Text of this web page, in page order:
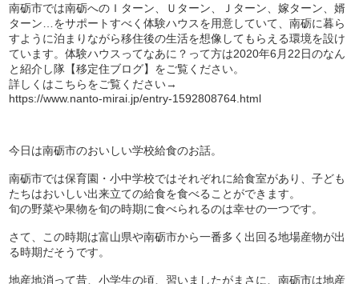
南砺市では南砺へのＩターン、Ｕターン、Ｊターン、嫁ターン、婿
ターン…をサポートすべく体験ハウスを用意していて、南砺に暮ら
すように泊まりながら移住後の生活を想像してもらえる環境を設け
ています。体験ハウスってなあに？って方は2020年6月22日のなん
と紹介し隊【移定住ブログ】をご覧ください。
詳しくはこちらをご覧ください→
https://www.nanto-mirai.jp/entry-1592808764.html
今日は南砺市のおいしい学校給食のお話。
南砺市では保育園・小中学校ではそれぞれに給食室があり、子ども
たちはおいしい出来立ての給食を食べることができます。
旬の野菜や果物を旬の時期に食べられるのは幸せの一つです。
さて、この時期は富山県や南砺市から一番多く出回る地場産物が出
る時期だそうです。
地産地消って昔、小学生の頃、習いましたがまさに、南砺市は地産